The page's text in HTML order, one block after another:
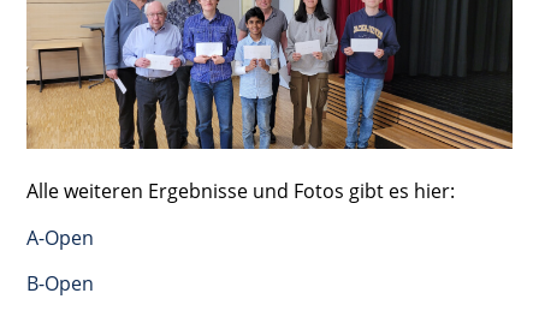
Alle weiteren Ergebnisse und Fotos gibt es hier:
A-Open
B-Open